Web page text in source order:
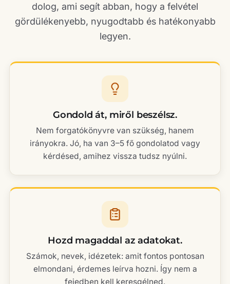
dolog, ami segít abban, hogy a felvétel
gördülékenyebb, nyugodtabb és hatékonyabb
legyen.
Gondold át, miről beszélsz.
Nem forgatókönyvre van szükség, hanem
irányokra. Jó, ha van 3–5 fő gondolatod vagy
kérdésed, amihez vissza tudsz nyúlni.
Hozd magaddal az adatokat.
Számok, nevek, idézetek: amit fontos pontosan
elmondani, érdemes leírva hozni. Így nem a
fejedben kell keresgélned.